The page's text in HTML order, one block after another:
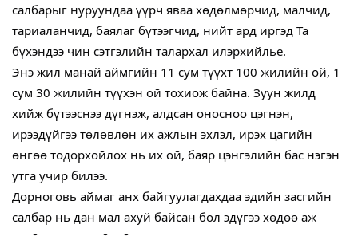
салбарыг нуруундаа үүрч яваа хөдөлмөрчид, малчид,
тариаланчид, баялаг бүтээгчид, нийт ард иргэд Та
бүхэндээ чин сэтгэлийн талархал илэрхийлье.
Энэ жил манай аймгийн 11 сум түүхт 100 жилийн ой, 1
сум 30 жилийн түүхэн ой тохиож байна. Зуун жилд
хийж бүтээснээ дүгнэж, алдсан оносноо цэгнэн,
ирээдүйгээ төлөвлөн их ажлын эхлэл, ирэх цагийн
өнгөө тодорхойлох нь их ой, баяр цэнгэлийн бас нэгэн
утга учир билээ.
Дорноговь аймаг анх байгуулагдахдаа эдийн засгийн
салбар нь дан мал ахуй байсан бол эдүгээ хөдөө аж